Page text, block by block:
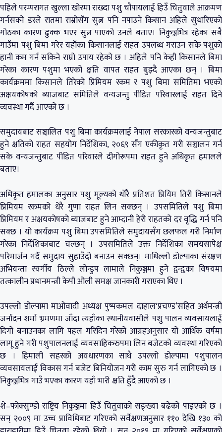
पहिले परम्परागत खुल्ला खोरमा राख्दा पशु चौपायलाई हिउँ चितुवाले आक्रमण
गर्नसक्ने डरले रातमा राम्रोसँग सुत्न पनि नपाउने किसान अहिले सुधारिएको
गोठका कारण ढुक्क भएर सुत्न पाएको उनले बताए। निकुञ्जभित्र रहेका सबै
गाउँमा पशु बिमा गरेर यहाँका किसानलाई राहत उपलब्ध गराउन सके पशुको
हानी कम गर्न सकिने राम्रो उपाय रहेको छ । अहिले पनि केही किसानले बिमा
गरेका कारण पशुमा भएको क्षति वापत राहत बुझ्दै आएका छन् । बिमा
कार्यक्रममा किसानले तिरेको प्रिमियम रकम र पशु बिमा समितिमा भएको
अक्षयकोषको ब्याजबाट समितिले वन्यजन्तु पीडित परिवारलाई राहत दिने
व्यवस्था गर्दै आएको छ ।
समुदायबाट सञ्चालित पशु बिमा कार्यक्रमलाई नेपाल सरकारको वन्यजन्तुबाट
हुने क्षतिको राहत सहयोग निर्देशिका, २०६९ सँग एकीकृत गरी सञ्चालन गर्न
सके वन्यजन्तुबाट पीडित परिवारले दीगोरूपमा राहत हुने अधिकृत हमालले
बताए।
अधिकृत हमालका अनुसार पशु मूल्यको थोरै प्रतिशत प्रियिम तिरी किसानले
प्रिमियम रकमको धेरै गुणा राहत लिन सक्छन् । उपसमितिले पशु बिमा
प्रिमियम र अक्षयकोषको ब्याजबाट हुने आम्दानी हेरी राहतको दर वृद्धि गर्न पनि
सक्छ । यो कार्यक्रम पशु बिमा उपसमितिले समुदायसँग छलफल गरी निर्माण
गरेका निर्देशिकाबाट चल्छन् । उपसमितिले उक्त निर्देशिका समयसापेक्ष
परिमार्जन गर्दै समुदाय सुहाउँदो बनाउन सक्छन्। माथिल्लो डोल्पाका संरक्षण
अभियन्ता स्वर्गीय ठिल्ले लोन्डुप लामाले निकुञ्जमा हुने द्वन्द्वका विषयमा
तत्कालीन प्रधानमन्त्री केपी ओली समक्ष जानकारी गराएका थिए ।
उपल्लो डोल्पामा माओवादी अध्यक्ष पुष्पकमल दाहाल‘प्रचण्ड’सहित अर्थमन्त्री
जर्नादन शर्मा भ्रमणमा जाँदा त्यहाँका स्थानीयवासीले पशु पालन व्यवसायलाई
दिगो बनाउनका लागि पहल गरिदिन गरेको आग्रहअनुसार यो आर्थिक वर्षमा
लागू हुने गरी पशुपालनलाई व्यवसाहिकरुपमा लिन बजेटको व्यवस्था गरिएको
छ । हिमाली सहरको अवधारणका साथै उपल्लो डोल्पामा पशुपालन
व्यवसायलाई विकास गर्न बजेट बिनियोजन गरी काम सुरु गर्न लागिएको छ ।
निकुञ्जभित्र गाउँ भएका कारण यहाँ भारी क्षति हुँदै आएको छ ।
शे–फोक्सुण्डो राष्ट्रिय निकुञ्जमा हिउँ चितुवाको सङ्ख्या बढेको पाइएको छ ।
सन् २००९ मा उच्च प्राविधिबाट गरिएको सर्वेक्षणअनुसार ११० देखि १३० को